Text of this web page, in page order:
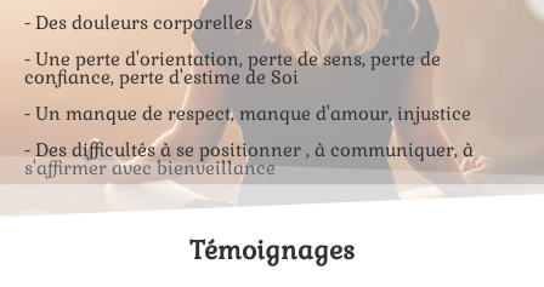
- Des douleurs corporelles
- Une perte d'orientation, perte de sens, perte de
confiance, perte d'estime de Soi
- Un manque de respect, manque d'amour, injustice
- Des difficultés à se positionner , à communiquer, à
s'affirmer avec bienveillance
Témoignages